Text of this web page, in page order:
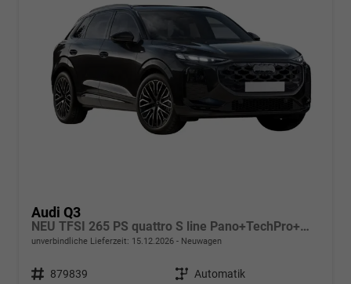
Audi Q3
NEU TFSI 265 PS quattro S line Pano+TechPro+Matrix+AHK+HUD+Alu20+KlimaPlus+DCC+SONOS
unverbindliche Lieferzeit: 15.12.2026 Neuwagen
Fahrzeugnr. 879839 Getriebe Automatik